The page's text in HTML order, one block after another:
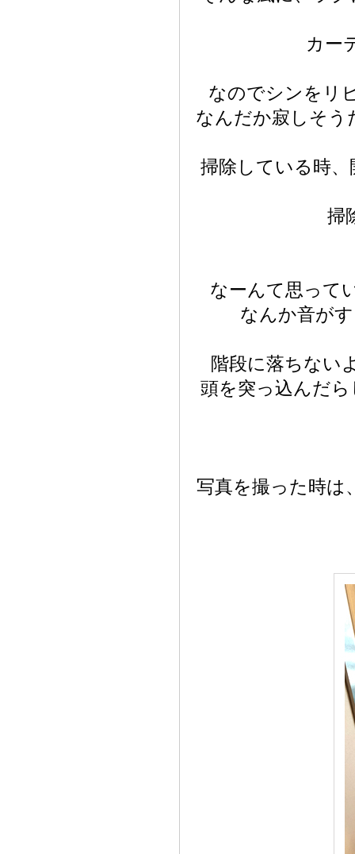
カー
なのでシンをリ
なんだか寂しそう
掃除している時
掃
なーんて思って
なんか音が
階段に落ちない
頭を突っ込んだ
写真を撮った時は